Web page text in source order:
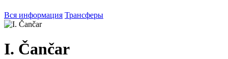
Вся информация Трансферы
I. Čančar